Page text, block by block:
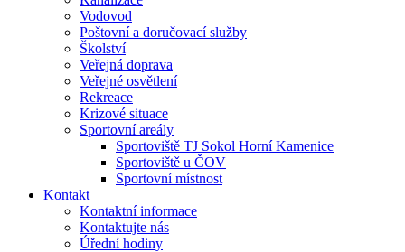
Vodovod
Poštovní a doručovací služby
Školství
Veřejná doprava
Veřejné osvětlení
Rekreace
Krizové situace
Sportovní areály
Sportoviště TJ Sokol Horní Kamenice
Sportoviště u ČOV
Sportovní místnost
Kontakt
Kontaktní informace
Kontaktujte nás
Úřední hodiny